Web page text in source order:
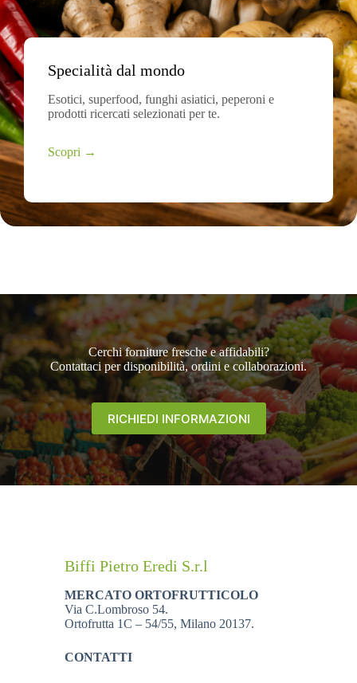
Specialità dal mondo
Esotici, superfood, funghi asiatici, peperoni e
prodotti ricercati selezionati per te.
Scopri →
Cerchi forniture fresche e affidabili?
Contattaci per disponibilità, ordini e collaborazioni.
RICHIEDI INFORMAZIONI
Biffi Pietro Eredi S.r.l
MERCATO ORTOFRUTTICOLO
Via C.Lombroso 54.
Ortofrutta 1C – 54/55, Milano 20137.
CONTATTI